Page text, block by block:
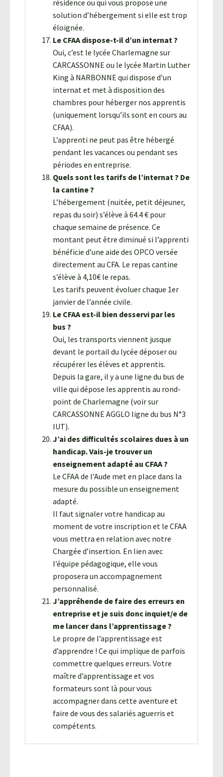
résidence ou qui vous propose une
solution d’hébergement si elle est trop
éloignée.
Le CFAA dispose-t-il d’un internat ?
Oui, c’est le lycée Charlemagne sur
CARCASSONNE ou le lycée Martin Luther
King à NARBONNE qui dispose d’un
internat et met à disposition des
chambres pour héberger nos apprentis
(uniquement lorsqu’ils sont en cours au
CFAA).
L’apprenti ne peut pas être hébergé
pendant les vacances ou pendant ses
périodes en entreprise.
Quels sont les tarifs de l’internat ? De
la cantine ?
L’hébergement (nuitée, petit déjeuner,
repas du soir) s’élève à 64.4 € pour
chaque semaine de présence. Ce
montant peut être diminué si l’apprenti
bénéficie d’une aide des OPCO versée
directement au CFA. Le repas cantine
s’élève à 4,10€ le repas.
Les tarifs peuvent évoluer chaque 1er
janvier de l’année civile.
Le CFAA est-il bien desservi par les
bus ?
Oui, les transports viennent jusque
devant le portail du lycée déposer ou
récupérer les élèves et apprentis.
Depuis la gare, il y a une ligne du bus de
ville qui dépose les apprentis au rond-
point de Charlemagne (voir sur
CARCASSONNE AGGLO ligne du bus N°3
IUT).
J’ai des difficultés scolaires dues à un
handicap. Vais-je trouver un
enseignement adapté au CFAA ?
Le CFAA de l’Aude met en place dans la
mesure du possible un enseignement
adapté.
Il faut signaler votre handicap au
moment de votre inscription et le CFAA
vous mettra en relation avec notre
Chargée d’insertion. En lien avec
l’équipe pédagogique, elle vous
proposera un accompagnement
personnalisé.
J’appréhende de faire des erreurs en
entreprise et je suis donc inquiet/e de
me lancer dans l’apprentissage ?
Le propre de l’apprentissage est
d’apprendre ! Ce qui implique de parfois
commettre quelques erreurs. Votre
maître d’apprentissage et vos
formateurs sont là pour vous
accompagner dans cette aventure et
faire de vous des salariés aguerris et
compétents.